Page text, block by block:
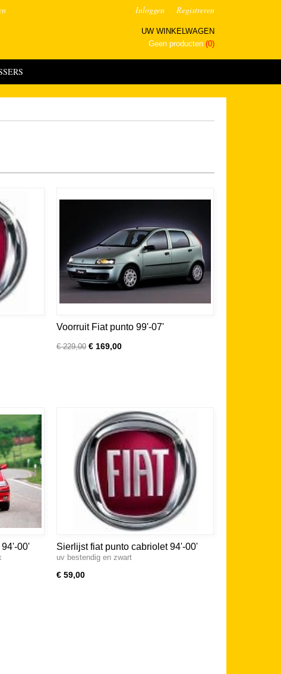
Inloggen Registreren
UW WINKELWAGEN
Geen producten (0)
Voorruit Fiat punto 99'-07'
€ 229,00 € 169,00
00' Sierlijst fiat punto cabriolet 94'-00'
uv bestendig en zwart
€ 59,00